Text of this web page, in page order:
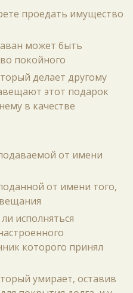
проедать имущество
может быть
покойного
делает другому
этот подарок
в качестве
от имени
от имени того,
исполняться
которого принял
умирает, оставив